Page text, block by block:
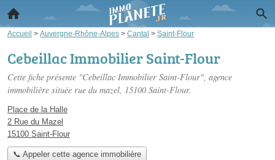
Accueil > Auvergne-Rhône-Alpes > Cantal > Saint-Flour
Cebeillac Immobilier Saint-Flour
Cette fiche présente "Cebeillac Immobilier Saint-Flour", agence
immobilière située rue du mazel, 15100 Saint-Flour.
Place de la Halle
2 Rue du Mazel
15100 Saint-Flour
📞 Appeler cette agence immobilière